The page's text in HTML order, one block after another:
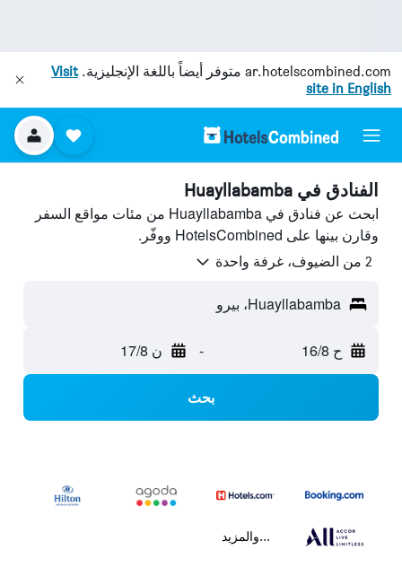
ar.hotelscombined.com متوفر أيضاً باللغة الإنجليزية.Visit
site in English
الفنادق في Huayllabamba
ابحث عن فنادق في Huayllabamba من مئات مواقع السفر
وقارن بينها على HotelsCombined ووفّر.
2 من الضيوف، غرفة واحدة
Huayllabamba، بيرو
ح 16/8 - ن 17/8
بحث
...والمزيد